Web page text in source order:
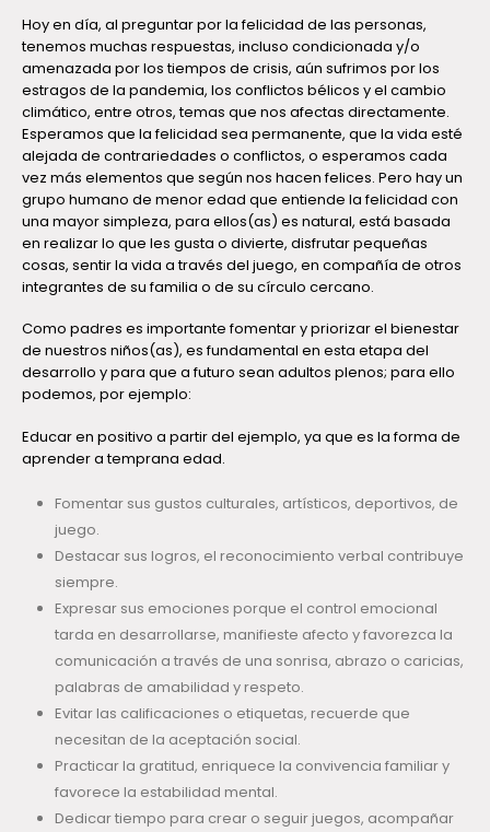
Hoy en día, al preguntar por la felicidad de las personas,
tenemos muchas respuestas, incluso condicionada y/o
amenazada por los tiempos de crisis, aún sufrimos por los
estragos de la pandemia, los conflictos bélicos y el cambio
climático, entre otros, temas que nos afectas directamente.
Esperamos que la felicidad sea permanente, que la vida esté
alejada de contrariedades o conflictos, o esperamos cada
vez más elementos que según nos hacen felices. Pero hay un
grupo humano de menor edad que entiende la felicidad con
una mayor simpleza, para ellos(as) es natural, está basada
en realizar lo que les gusta o divierte, disfrutar pequeñas
cosas, sentir la vida a través del juego, en compañía de otros
integrantes de su familia o de su círculo cercano.
Como padres es importante fomentar y priorizar el bienestar
de nuestros niños(as), es fundamental en esta etapa del
desarrollo y para que a futuro sean adultos plenos; para ello
podemos, por ejemplo:
Educar en positivo a partir del ejemplo, ya que es la forma de
aprender a temprana edad.
Fomentar sus gustos culturales, artísticos, deportivos, de
juego.
Destacar sus logros, el reconocimiento verbal contribuye
siempre.
Expresar sus emociones porque el control emocional
tarda en desarrollarse, manifieste afecto y favorezca la
comunicación a través de una sonrisa, abrazo o caricias,
palabras de amabilidad y respeto.
Evitar las calificaciones o etiquetas, recuerde que
necesitan de la aceptación social.
Practicar la gratitud, enriquece la convivencia familiar y
favorece la estabilidad mental.
Dedicar tiempo para crear o seguir juegos, acompañar